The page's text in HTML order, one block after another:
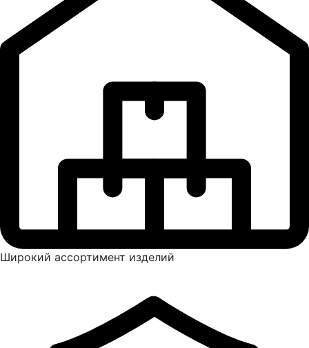
Широкий ассортимент изделий